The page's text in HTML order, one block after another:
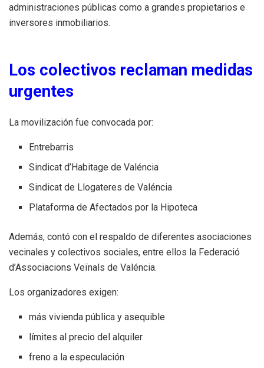
administraciones públicas como a grandes propietarios e
inversores inmobiliarios.
Los colectivos reclaman medidas
urgentes
La movilización fue convocada por:
Entrebarris
Sindicat d’Habitage de Valéncia
Sindicat de Llogateres de Valéncia
Plataforma de Afectados por la Hipoteca
Además, contó con el respaldo de diferentes asociaciones
vecinales y colectivos sociales, entre ellos la Federació
d’Associacions Veïnals de Valéncia.
Los organizadores exigen:
más vivienda pública y asequible
límites al precio del alquiler
freno a la especulación